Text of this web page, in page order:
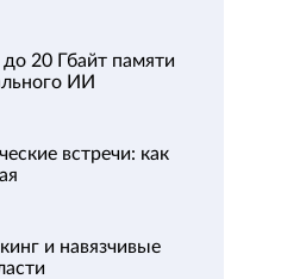
20 Гбайт памяти
ИИ
встречи: как
и навязчивые